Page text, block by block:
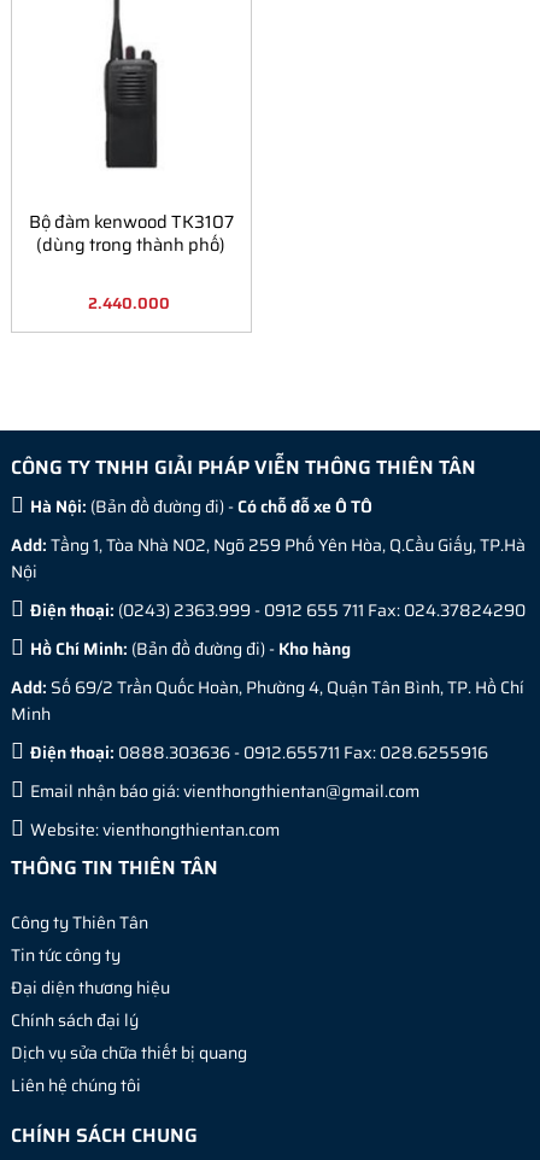
Bộ đàm kenwood TK3107
(dùng trong thành phố)
2.440.000
CÔNG TY TNHH GIẢI PHÁP VIỄN THÔNG THIÊN TÂN
Hà Nội: (Bản đồ đường đi) -Có chỗ đỗ xe Ô TÔ
Add:Tầng 1, Tòa Nhà N02, Ngõ 259 Phố Yên Hòa, Q.Cầu Giấy, TP.Hà
Nội
Điện thoại: (0243) 2363.999 - 0912 655 711 Fax: 024.37824290
Hồ Chí Minh: (Bản đồ đường đi) -Kho hàng
Add: Số 69/2 Trần Quốc Hoàn, Phường 4, Quận Tân Bình, TP. Hồ Chí
Minh
Điện thoại: 0888.303636 - 0912.655711 Fax: 028.6255916
Email nhận báo giá:vienthongthientan@gmail.com
Website:vienthongthientan.com
THÔNG TIN THIÊN TÂN
Công ty Thiên Tân
Tin tức công ty
Đại diện thương hiệu
Chính sách đại lý
Dịch vụ sửa chữa thiết bị quang
Liên hệ chúng tôi
CHÍNH SÁCH CHUNG